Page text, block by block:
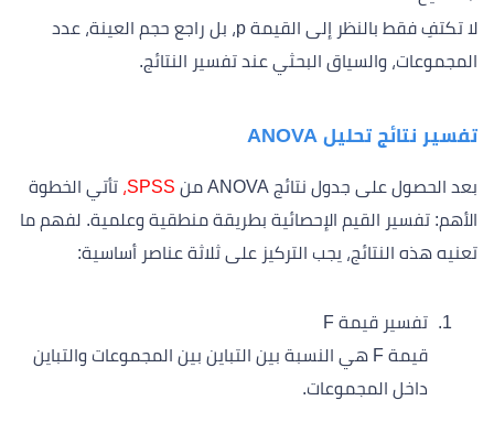
لا تكتفِ فقط بالنظر إلى القيمة p، بل راجع حجم العينة، عدد
المجموعات، والسياق البحثي عند تفسير النتائج.
تفسير نتائج تحليل ANOVA
بعد الحصول على جدول نتائج ANOVA من
تأتي الخطوة
الأهم: تفسير القيم الإحصائية بطريقة منطقية وعلمية. لفهم ما
تعنيه هذه النتائج، يجب التركيز على ثلاثة عناصر أساسية:
تفسير قيمة F
قيمة F هي النسبة بين التباين بين المجموعات والتباين
داخل المجموعات.